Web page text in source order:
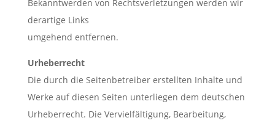
Bekanntwerden von Rechtsverletzungen werden wir
derartige Links
umgehend entfernen.
Urheberrecht
Die durch die Seitenbetreiber erstellten Inhalte und
Werke auf diesen Seiten unterliegen dem deutschen
Urheberrecht. Die Vervielfältigung, Bearbeitung,